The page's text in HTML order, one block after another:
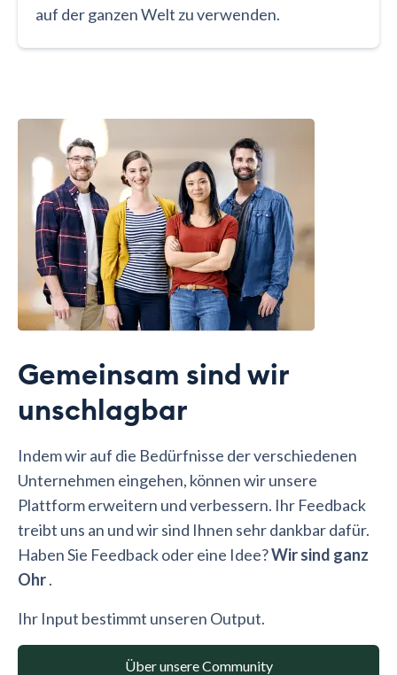
auf der ganzen Welt zu verwenden.
Gemeinsam sind wir
unschlagbar
Indem wir auf die Bedürfnisse der verschiedenen
Unternehmen eingehen, können wir unsere
Plattform erweitern und verbessern. Ihr Feedback
treibt uns an und wir sind Ihnen sehr dankbar dafür.
Haben Sie Feedback oder eine Idee?Wir sind ganz
Ohr.
Ihr Input bestimmt unseren Output.
Über unsere Community